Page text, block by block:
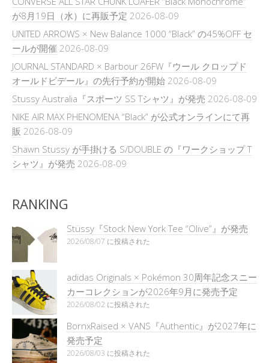
が8月19日（水）に再販予定 2026-08-09
UNITED ARROWS × New Balance 1000 “Black” の45%OFF セ
ールが開催 2026-08-09
JOURNAL STANDARD × Barbour 26FW『ウール クロップド
オールドビデール』の先行予約が開始 2026-08-09
Stussy Australia『スポーツ SS Tシャツ』が発売 2026-08-09
NIKE AIR MAX PHENOMENA “Black” が公式オンラインにて再
販 2026-08-09
Shawn Stussy が手掛ける S/DOUBLE の『ワークショップ T
シャツ』が発売 2026-08-09
RANKING
Stüssy『Stock New York Tee “Olive”』が発売
2026/08/07 に投稿された
adidas Originals × Pokémon 30周年記念スニー
カーコレクションが2026年9月に発売予定
2026/08/02 に投稿された
BornxRaised × VANS『Authentic』が2027年に
発売予定
2026/08/03 に投稿された